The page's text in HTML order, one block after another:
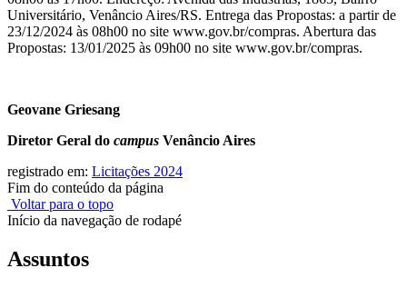
Universitário, Venâncio Aires/RS. Entrega das Propostas: a partir de
23/12/2024 às 08h00 no site www.gov.br/compras. Abertura das
Propostas: 13/01/2025 às 09h00 no site www.gov.br/compras.
Geovane Griesang
Diretor Geral do campus Venâncio Aires
registrado em: Licitações 2024
Fim do conteúdo da página
Voltar para o topo
Início da navegação de rodapé
Assuntos